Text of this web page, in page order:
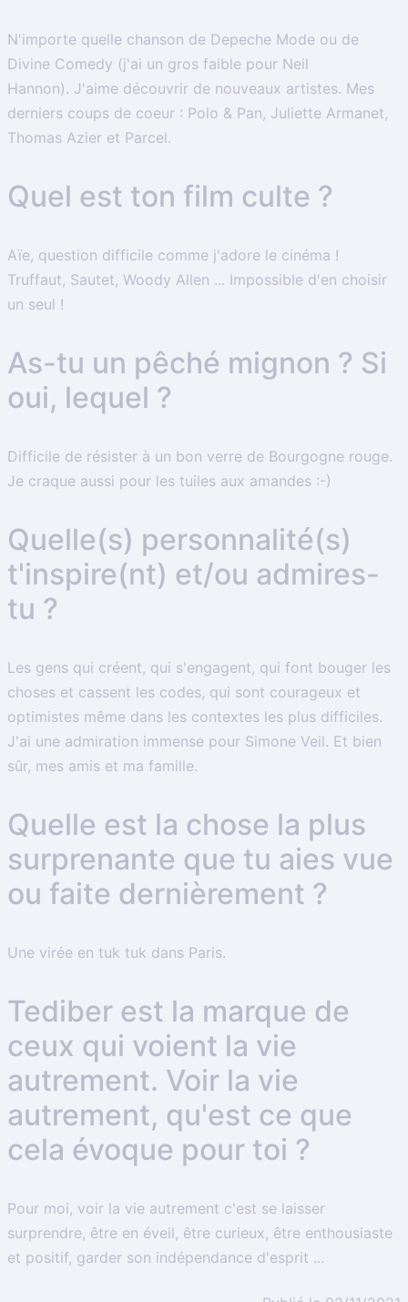
N'importe quelle chanson de Depeche Mode ou de
Divine Comedy (j'ai un gros faible pour Neil
Hannon). J'aime découvrir de nouveaux artistes. Mes
derniers coups de coeur : Polo & Pan, Juliette Armanet,
Thomas Azier et Parcel.
Quel est ton film culte ?
Aïe, question difficile comme j'adore le cinéma !
Truffaut, Sautet, Woody Allen ... Impossible d'en choisir
un seul !
As-tu un pêché mignon ? Si
oui, lequel ?
Difficile de résister à un bon verre de Bourgogne rouge.
Je craque aussi pour les tuiles aux amandes :-)
Quelle(s) personnalité(s)
t'inspire(nt) et/ou admires-
tu ?
Les gens qui créent, qui s'engagent, qui font bouger les
choses​ et cassent les codes​​, qui sont courageux​ et
optimistes même dans les contextes les plus difficiles.​
J'ai une admiration immense pour Simone Veil. Et bien
sûr, mes amis et ma famille.
Quelle est la chose la plus
surprenante que tu aies vue
ou faite dernièrement ?
Une virée en ​tuk tuk dans Paris.
Tediber est la marque de
ceux qui voient la vie
autrement. Voir la vie
autrement, qu'est ce que
cela évoque pour toi ?
Pour moi, voir la vie autrement c'est se laisser
surprendre, être en éveil, être curieux, être enthousiaste
et positif, garder son indépendance d'esprit ...